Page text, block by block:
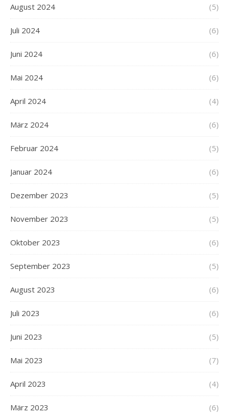
August 2024 (5)
Juli 2024 (6)
Juni 2024 (6)
Mai 2024 (6)
April 2024 (4)
März 2024 (6)
Februar 2024 (5)
Januar 2024 (6)
Dezember 2023 (5)
November 2023 (5)
Oktober 2023 (6)
September 2023 (5)
August 2023 (6)
Juli 2023 (6)
Juni 2023 (5)
Mai 2023 (7)
April 2023 (4)
März 2023 (6)